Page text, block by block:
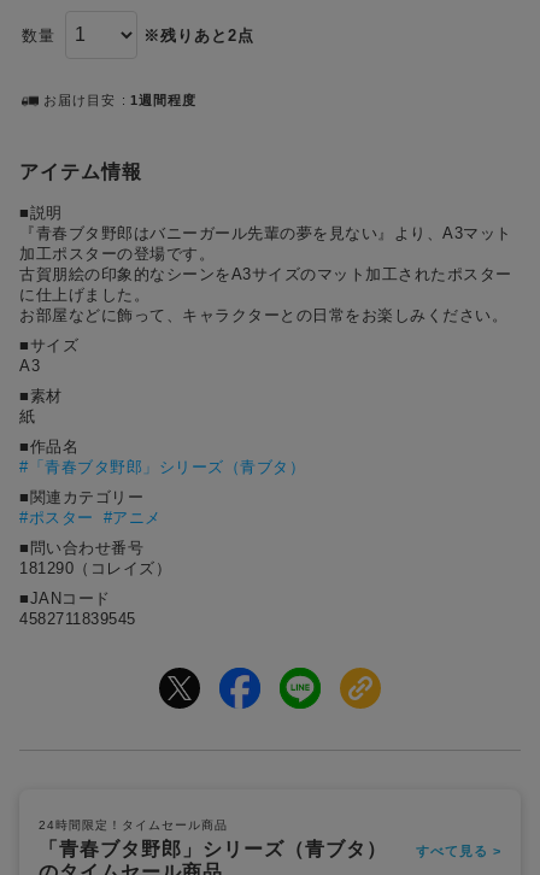
ー
ー
1位
2位
3位 #初音ミク シリーズ
数量 ※残りあと2点
お届け目安 1週間程度
アイテム情報
■説明
『⻘春ブタ野郎はバニーガール先輩の夢を⾒ない』より、A3マット
加⼯ポスターの登場です。
古賀朋絵の印象的なシーンをA3サイズのマット加⼯されたポスター
に仕上げました。
お部屋などに飾って、キャラクターとの⽇常をお楽しみください。
■サイズ
A3
■素材
紙
■作品名
# 「青春ブタ野郎」シリーズ（青ブタ）
■関連カテゴリー
#ポスター
#アニメ
■問い合わせ番号
181290（コレイズ）
■JANコード
4582711839545
24時間限定！タイムセール商品
「青春ブタ野郎」シリーズ（青ブタ）
すべて見る >